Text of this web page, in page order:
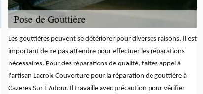
Les gouttières peuvent se détériorer pour diverses raisons. Il est
important de ne pas attendre pour effectuer les réparations
nécessaires. Pour des réparations de qualité, faites appel à
l'artisan Lacroix Couverture pour la réparation de gouttière à
Cazeres Sur L Adour. Il travaille avec précaution pour vérifier